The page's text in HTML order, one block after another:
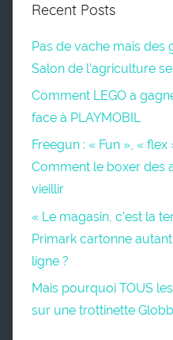
Recent Posts
Pas de vache mais
Salon de l’agriculture
Comment LEGO a
face à PLAYMOBIL
Freegun : « Fun », «
Comment le boxer des
vieillir
« Le magasin, c’est la
Primark cartonne
ligne ?
Mais pourquoi TOUS
sur une trottinette